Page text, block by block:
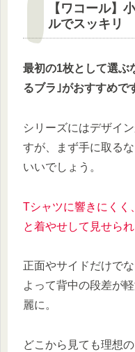
【ワコール】
ルでスッキリ
最初の1枚として選ぶ
るブラ｣がおすすめで
シリーズにはデザイ
すが、まず手に取る
いいでしょう。
Tシャツに響きにくく
と着やせして見せられ
正面やサイドだけで
よって背中の段差が
麗に。
どこから見ても理想